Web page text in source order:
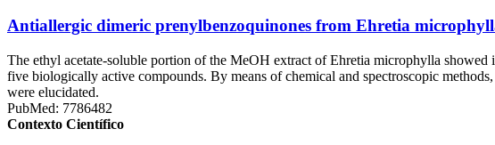
Antiallergic dimeric prenylbenzoquinones from Ehretia
The ethyl acetate-soluble portion of the MeOH extract of Ehretia microphylla
five biologically active compounds. By means of chemical and spectroscopic
were elucidated.
PubMed: 7786482
Contexto Científico